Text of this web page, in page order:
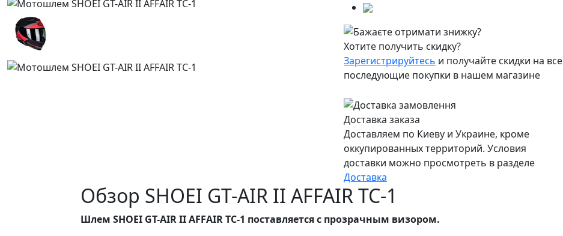
Хотите получить скидку?
Зарегистрируйтесь и получайте скидки на все
последующие покупки в нашем магазине
Доставка заказа
Доставляем по Киеву и Украине, кроме
оккупированных территорий. Условия
доставки можно просмотреть в разделе
Доставка
Обзор SHOEI GT-AIR II AFFAIR TC-1
Шлем SHOEI GT-AIR II AFFAIR TC-1 поставляется с прозрачным визором.